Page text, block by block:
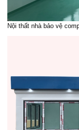
Nội thất nhà bảo vệ